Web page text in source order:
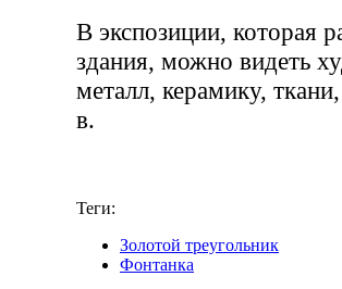
В экспозиции, которая
здания, можно видеть
металл, керамику,
в.
Теги:
Золотой треугольник
Фонтанка